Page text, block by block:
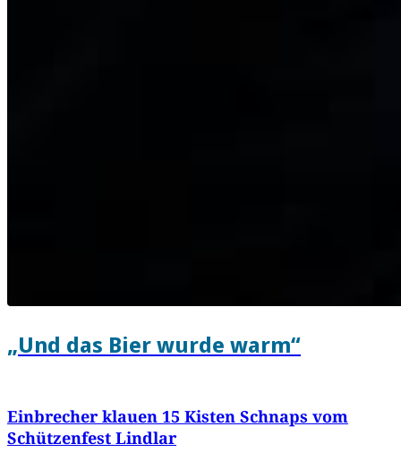
„Und das Bier wurde warm“
Einbrecher klauen 15 Kisten Schnaps vom
Schützenfest Lindlar